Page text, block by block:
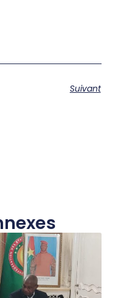
Suivant